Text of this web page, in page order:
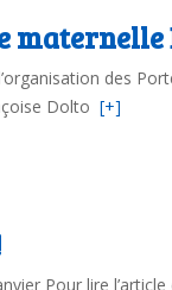
maternelle
des
Dolto [+]
Pour lire